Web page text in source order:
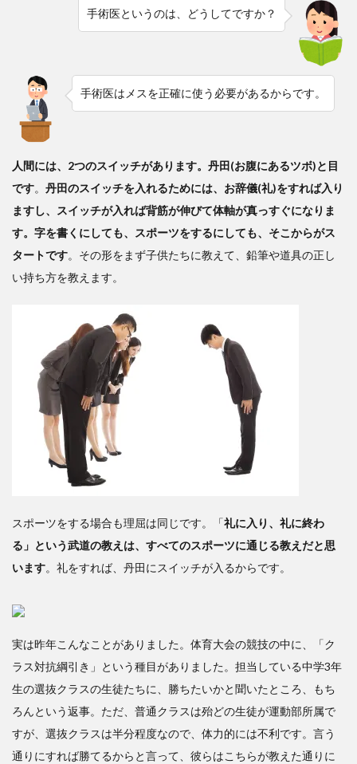
手術医というのは、どうしてですか？
手術医はメスを正確に使う必要があるからです。
人間には、2つのスイッチがあります。丹田(お腹にあるツボ)と目
です。 丹田のスイッチを入れるためには、お辞儀(礼)をすれば入り
ますし、スイッチが入れば背筋が伸びて体軸が真っすぐになりま
す。字を書くにしても、スポーツをするにしても、そこからがス
タートです。その形をまず子供たちに教えて、鉛筆や道具の正し
い持ち方を教えます。
スポーツをする場合も理屈は同じです。「礼に入り、礼に終わ
る」という武道の教えは、すべてのスポーツに通じる教えだと思
います。礼をすれば、丹田にスイッチが入るからです。
実は昨年こんなことがありました。体育大会の競技の中に、「ク
ラス対抗綱引き」という種目がありました。担当している中学3年
生の選抜クラスの生徒たちに、勝ちたいかと聞いたところ、もち
ろんという返事。ただ、普通クラスは殆どの生徒が運動部所属で
すが、選抜クラスは半分程度なので、体力的には不利です。言う
通りにすれば勝てるからと言って、彼らはこちらが教えた通りに